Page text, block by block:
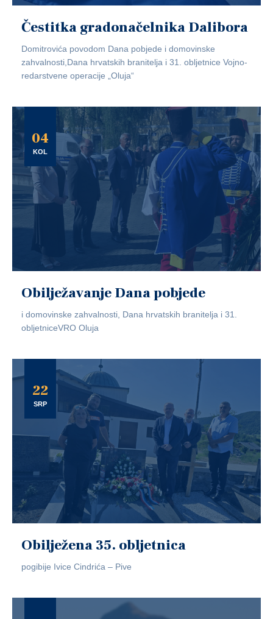
Čestitka gradonačelnika Dalibora
Domitrovića povodom Dana pobjede i domovinske
zahvalnosti,Dana hrvatskih branitelja i 31. obljetnice Vojno-
redarstvene operacije „Oluja“
04
KOL
Obilježavanje Dana pobjede
i domovinske zahvalnosti, Dana hrvatskih branitelja i 31.
obljetniceVRO Oluja
22
SRP
Obilježena 35. obljetnica
pogibije Ivice Cindrića – Pive